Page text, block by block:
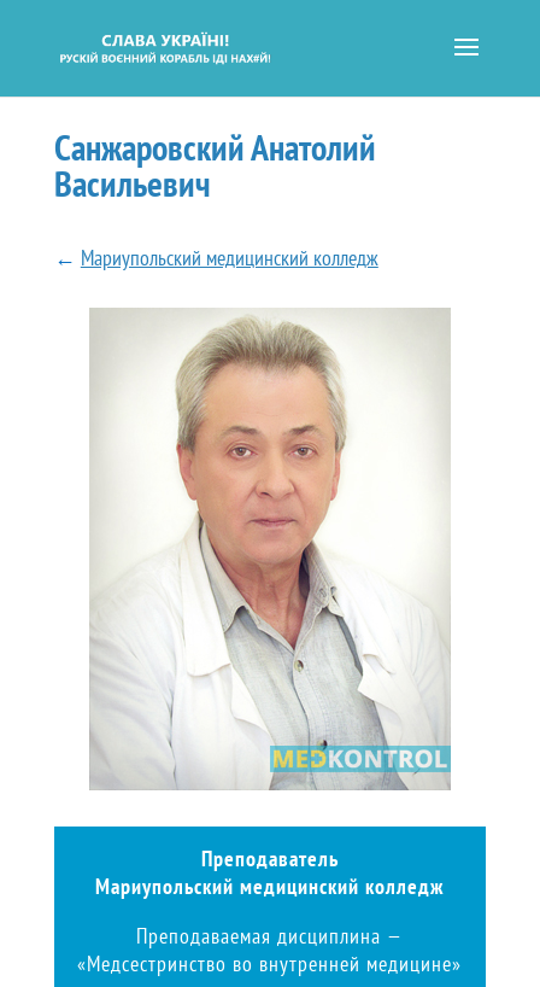
Санжаровский Анатолий
Васильевич
← Мариупольский медицинский колледж
Преподаватель
Мариупольский медицинский колледж
Преподаваемая дисциплина —
«Медсестринство во внутренней медицине»